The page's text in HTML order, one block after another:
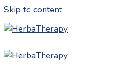
Skip to content